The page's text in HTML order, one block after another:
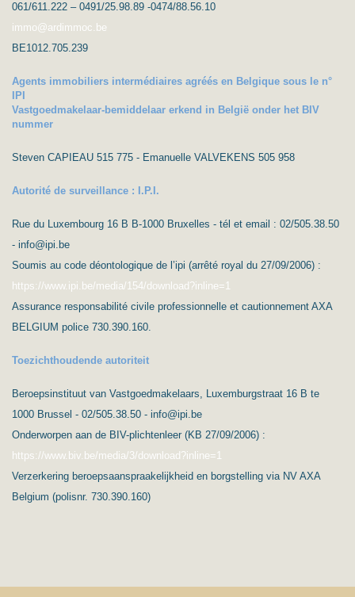
061/611.222 – 0491/25.98.89 -0474/88.56.10
immo@ardimmoc.be
BE1012.705.239
Agents immobiliers intermédiaires agréés en Belgique sous le n°
IPI
Vastgoedmakelaar-bemiddelaar erkend in België onder het BIV
nummer
Steven CAPIEAU 515 775 - Emanuelle VALVEKENS 505 958
Autorité de surveillance : I.P.I.
Rue du Luxembourg 16 B B-1000 Bruxelles - tél et email : 02/505.38.50
- info@ipi.be
Soumis au code déontologique de l’ipi (arrêté royal du 27/09/2006) :
https://www.ipi.be/media/154/download?inline=1
Assurance responsabilité civile professionnelle et cautionnement AXA
BELGIUM police 730.390.160.
Toezichthoudende autoriteit
Beroepsinstituut van Vastgoedmakelaars, Luxemburgstraat 16 B te
1000 Brussel - 02/505.38.50 - info@ipi.be
Onderworpen aan de BIV-plichtenleer (KB 27/09/2006) :
https://www.biv.be/media/3/download?inline=1
Verzerkering beroepsaanspraakelijkheid en borgstelling via NV AXA
Belgium (polisnr. 730.390.160)